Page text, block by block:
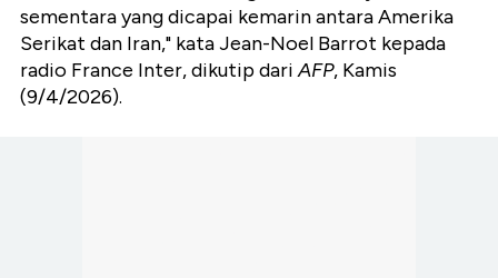
sementara yang dicapai kemarin antara Amerika
Serikat dan Iran," kata Jean-Noel Barrot kepada
radio France Inter, dikutip dariAFP, Kamis
(9/4/2026).